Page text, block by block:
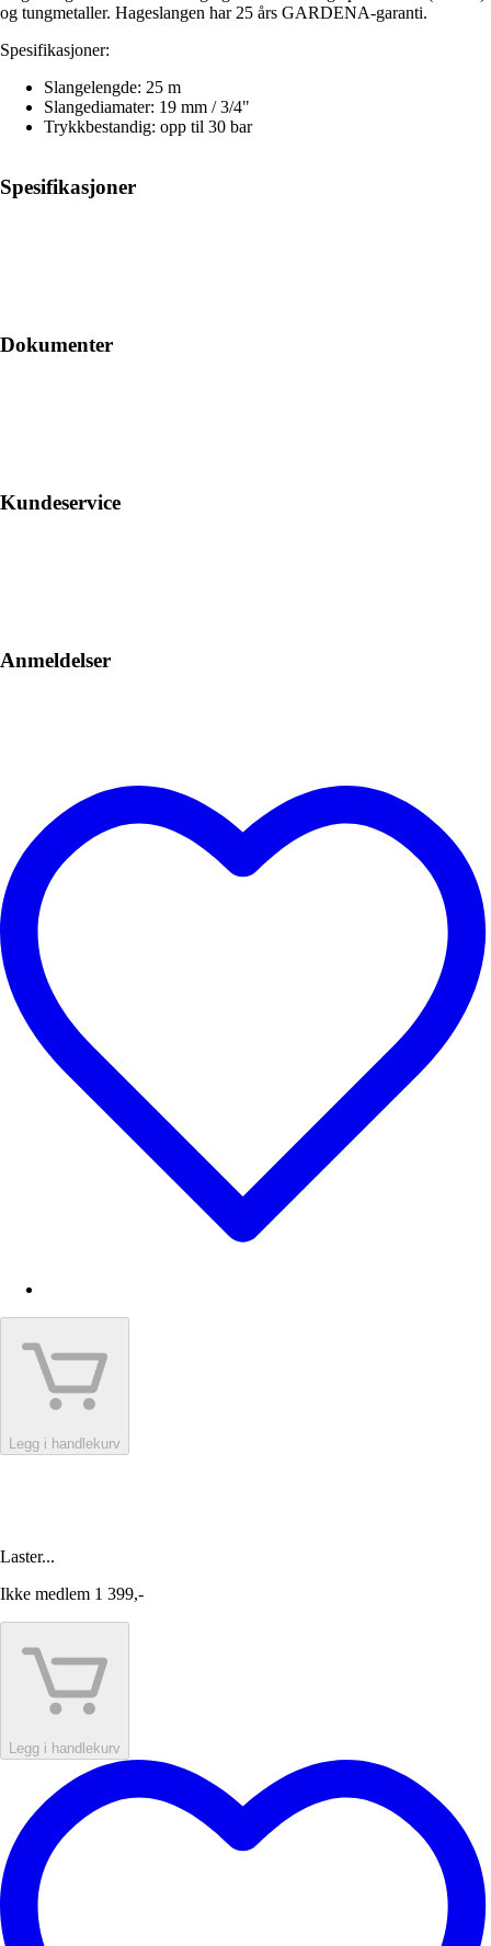
og tungmetaller. Hageslangen har 25 års GARDENA-garanti.
Spesifikasjoner:
Slangelengde: 25 m
Slangediamater: 19 mm / 3/4"
Trykkbestandig: opp til 30 bar
Spesifikasjoner
Dokumenter
Kundeservice
Anmeldelser
Legg i handlekurv
Laster...
Ikke medlem 1 399,-
Legg i handlekurv